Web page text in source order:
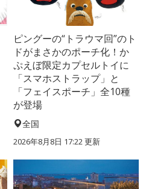
ピングーの“トラウマ回”のト
ドがまさかのポーチ化！か
ぷえぼ限定カプセルトイに
「スマホストラップ」と
「フェイスポーチ」全10種
が登場
全国
2026年8月8日 17:22更新